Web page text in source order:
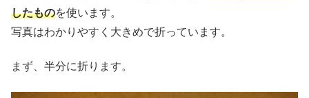
したものを使います。
写真はわかりやすく大きめで折っています。
まず、半分に折ります。